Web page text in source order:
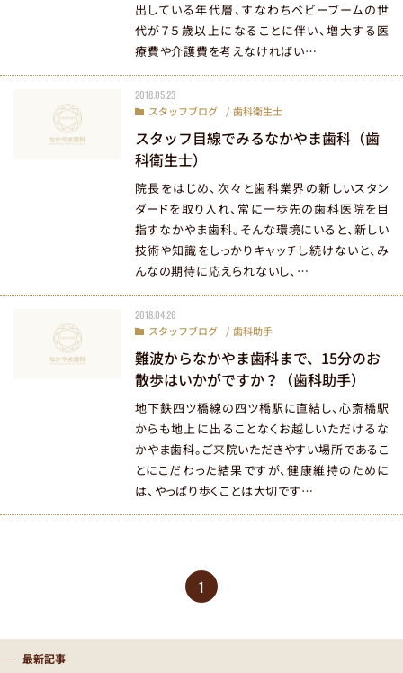
出している年代層、すなわちベビーブームの世
代が７５歳以上になることに伴い、増大する医
療費や介護費を考えなければい…
2018.05.23
スタッフブログ
歯科衛生士
スタッフ目線でみるなかやま歯科（歯
科衛生士）
院長をはじめ、次々と歯科業界の新しいスタン
ダードを取り入れ、常に一歩先の歯科医院を目
指すなかやま歯科。そんな環境にいると、新しい
技術や知識をしっかりキャッチし続けないと、み
んなの期待に応えられないし、…
2018.04.26
スタッフブログ
歯科助手
難波からなかやま歯科まで、15分のお
散歩はいかがですか？（歯科助手）
地下鉄四ツ橋線の四ツ橋駅に直結し、心斎橋駅
からも地上に出ることなくお越しいただけるな
かやま歯科。ご来院いただきやすい場所であるこ
とにこだわった結果ですが、健康維持のために
は、やっぱり歩くことは大切です…
1
最新記事